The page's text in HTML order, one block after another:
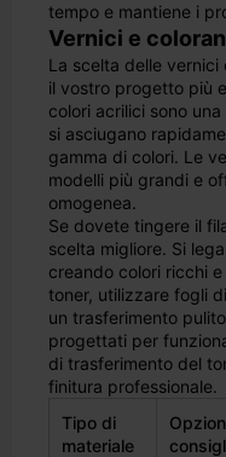
tempo e mantiene i
Vernici e
La scelta delle
il vostro progetto più
colori acrilici sono
si asciugano
gamma di colori. Le
modelli più grandi e
omogenea.
Se dovete tingere il
scelta migliore. Si
creando colori ricchi
toner, utilizzare fogli
un trasferimento
progettati per
di trasferimento del
finitura professionale.
Tipo di
materiale